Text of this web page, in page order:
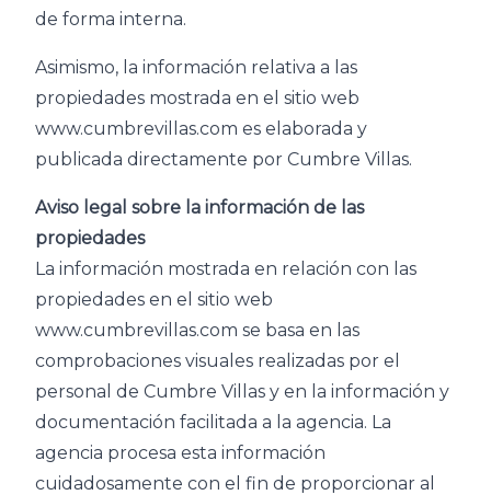
de forma interna.
Asimismo, la información relativa a las
propiedades mostrada en el sitio web
www.cumbrevillas.com es elaborada y
publicada directamente por Cumbre Villas.
Aviso legal sobre la información de las
propiedades
La información mostrada en relación con las
propiedades en el sitio web
www.cumbrevillas.com se basa en las
comprobaciones visuales realizadas por el
personal de Cumbre Villas y en la información y
documentación facilitada a la agencia. La
agencia procesa esta información
cuidadosamente con el fin de proporcionar al